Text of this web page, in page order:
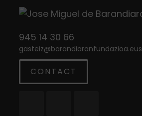
945 14 30 66
gasteiz@barandiaranfundazioa.eus
CONTACT